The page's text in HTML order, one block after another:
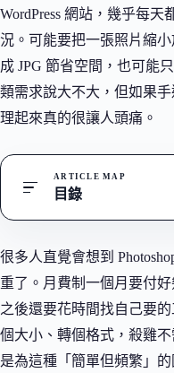
WordPress 網站，幾乎每
況。可能要把一張照片縮
成 JPG 節省空間，也可能
類需求說大不大，但如果
理起來真的很讓人頭痛。
ARTICLE MAP
目錄
很多人直覺會想到
重了。月費制一個月要付
之後還要花時間找自己要
個大小、轉個格式，殺雞不
是為這種「簡單但頻繁」